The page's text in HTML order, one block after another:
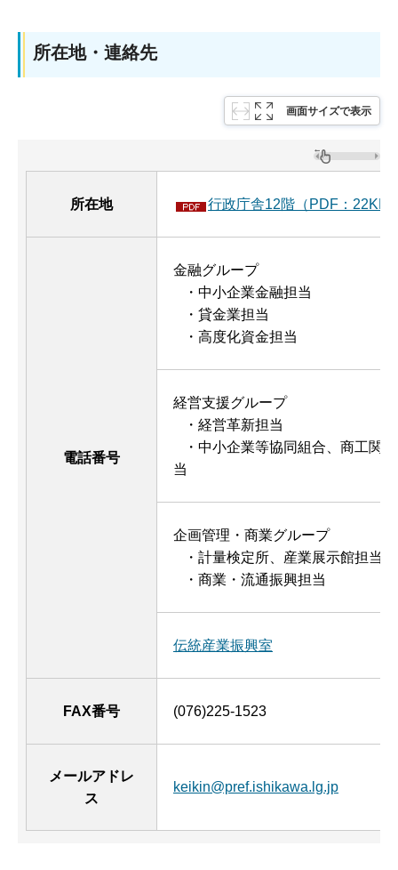
所在地・連絡先
画面サイズで表示
所在地 行政庁舎12階（PDF：22KB
電話番号
金融グループ
・中小企業金融担当
・貸金業担当
・高度化資金担当
経営支援グループ
・経営革新担当
・中小企業等協同組合、商工関
当
企画管理・商業グループ
・計量検定所、産業展示館担当
・商業・流通振興担当
伝統産業振興室
FAX番号 (076)225-1523
メールアドレ
ス
keikin@pref.ishikawa.lg.jp